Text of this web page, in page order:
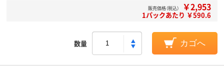
販売価格（税込） ￥2,953
1パックあたり ￥590.6
数量 カゴへ